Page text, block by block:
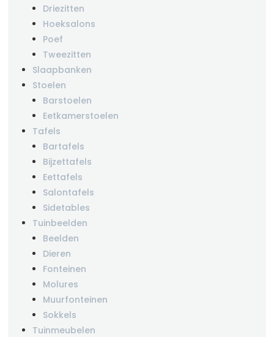
Driezitten
Hoeksalons
Poef
Tweezitten
Slaapbanken
Stoelen
Barstoelen
Eetkamerstoelen
Tafels
Bartafels
Bijzettafels
Eettafels
Salontafels
Sidetables
Tuinbeelden
Beelden
Dieren
Fonteinen
Molures
Muurfonteinen
Sokkels
Tuinmeubelen